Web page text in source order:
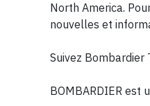
North America.
nouvelles et
Suivez
BOMBARDIER est